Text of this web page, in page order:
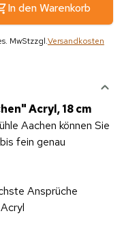
In den Warenkorb
MwStzzgl.Versandkosten
Acryl, 18 cm
Aachen können Sie
fein genau
Ansprüche